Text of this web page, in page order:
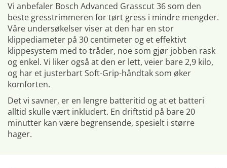
Vi anbefaler Bosch Advanced Grasscut 36 som den
beste gresstrimmeren for tørt gress i mindre mengder.
Våre undersøkelser viser at den har en stor
klippediameter på 30 centimeter og et effektivt
klippesystem med to tråder, noe som gjør jobben rask
og enkel. Vi liker også at den er lett, veier bare 2,9 kilo,
og har et justerbart Soft-Grip-håndtak som øker
komforten.
Det vi savner, er en lengre batteritid og at et batteri
alltid skulle vært inkludert. En driftstid på bare 20
minutter kan være begrensende, spesielt i større
hager.